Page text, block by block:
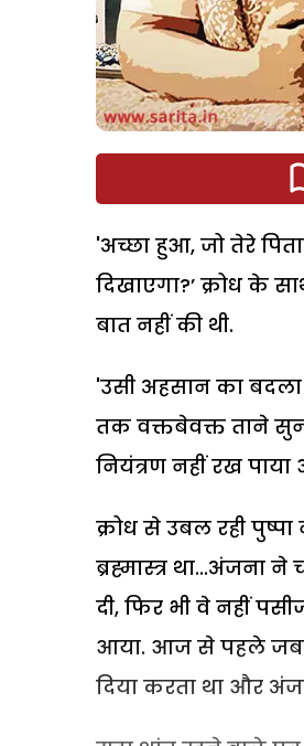
'अच्छा हुआ, जो तेरे
दिखाएगा?’ क्रोध
बात नहीं की थी.
'उसी अहसान का
तक वक्तबेवक्त ताने
नियंत्रण नहीं रख पाया
क्रोध से उबल रही
ब्रह्मास्त्र था...अंजना
दी, फिर भी वे नहीं
आया. आज से पहले
दिया करता था और